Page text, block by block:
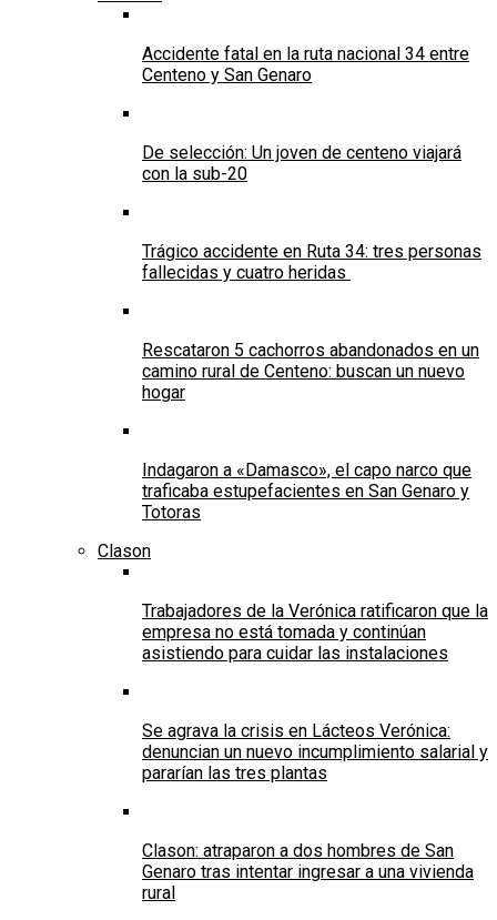
Accidente fatal en la ruta nacional 34 entre
Centeno y San Genaro
De selección: Un joven de centeno viajará
con la sub-20
Trágico accidente en Ruta 34: tres personas
fallecidas y cuatro heridas
Rescataron 5 cachorros abandonados en un
camino rural de Centeno: buscan un nuevo
hogar
Indagaron a «Damasco», el capo narco que
traficaba estupefacientes en San Genaro y
Totoras
Clason
Trabajadores de la Verónica ratificaron que la
empresa no está tomada y continúan
asistiendo para cuidar las instalaciones
Se agrava la crisis en Lácteos Verónica:
denuncian un nuevo incumplimiento salarial y
pararían las tres plantas
Clason: atraparon a dos hombres de San
Genaro tras intentar ingresar a una vivienda
rural